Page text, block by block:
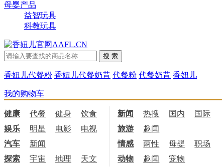
母婴产品
益智玩具
科教玩具
香妞儿代餐粉 香妞儿代餐奶昔 代餐粉 代餐奶昔 香妞儿
我的购物车
健康 代餐 健身 饮食 新闻 热搜 国内 国际
娱乐
明星 电影 电视 旅游 趣闻
汽车
新闻 情感 两性 母婴 职场
探索
宇宙 地理 天文 动物 趣闻 宠物